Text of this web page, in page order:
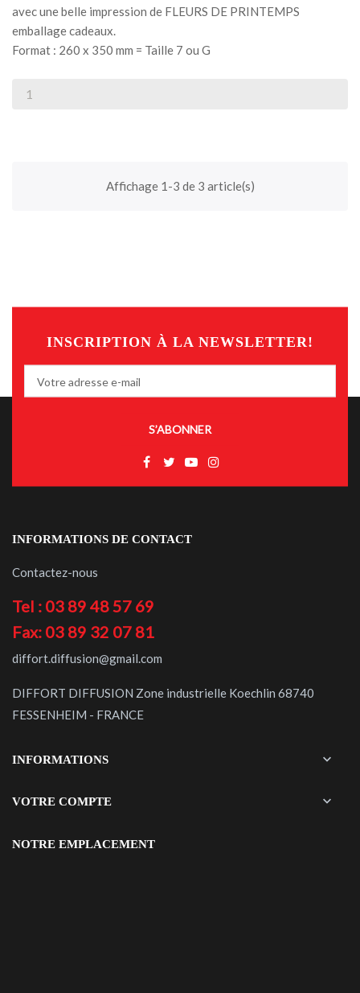
avec une belle impression de FLEURS DE PRINTEMPS
emballage cadeaux.
Format : 260 x 350 mm = Taille 7 ou G
Affichage 1-3 de 3 article(s)
INSCRIPTION À LA NEWSLETTER!
S’ABONNER
INFORMATIONS DE CONTACT
Contactez-nous
Tel : 03 89 48 57 69
Fax: 03 89 32 07 81
diffort.diffusion@gmail.com
DIFFORT DIFFUSION Zone industrielle Koechlin 68740
FESSENHEIM - FRANCE
INFORMATIONS 
VOTRE COMPTE 
NOTRE EMPLACEMENT